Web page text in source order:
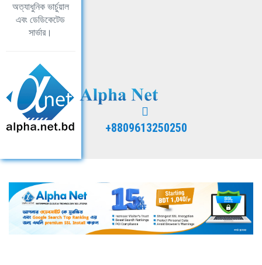
অত্যাধুনিক ভার্চুয়াল
এবং ডেডিকেটেড
সার্ভার।
+8809613250250